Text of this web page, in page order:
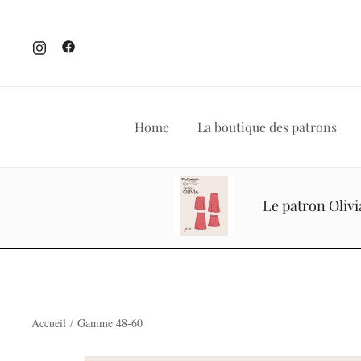
Home La boutique des patrons
Le patron
Accueil / Gamme 48-60